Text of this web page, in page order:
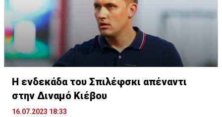
Η ενδεκάδα του Σπιλέφσκι απέναντι
στην Διναμό Κιέβου
16.07.2023 18:33